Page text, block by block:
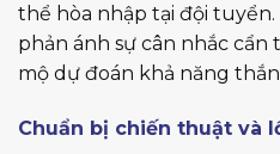
thể hòa nhập tại đội
phản ánh sự cân nhắc cẩn
mộ dự đoán khả năng
Chuẩn bị chiến thuật và